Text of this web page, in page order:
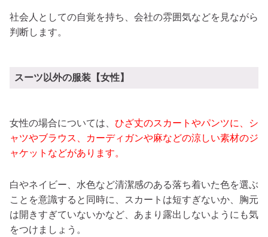
社会人としての自覚を持ち、会社の雰囲気などを見ながら
判断します。
スーツ以外の服装【女性】
女性の場合については、 ひざ丈のスカートやパンツに、シ
ャツやブラウス、カーディガンや麻などの涼しい素材のジ
ャケットなどがあります。
白やネイビー、水色など清潔感のある落ち着いた色を選ぶ
ことを意識すると同時に、スカートは短すぎないか、胸元
は開きすぎていないかなど、あまり露出しないようにも気
をつけましょう。